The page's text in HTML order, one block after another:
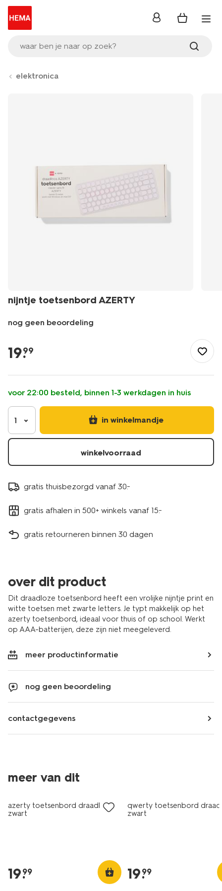
waar ben je naar op zoek?
inloggen
elektronica
nijntje toetsenbord AZERTY
nog geen beoordeling
kantoor/elektronica/nijntje-
toetsenbord-
39620053.html
19.
99
voor 22:00 besteld, binnen 1-3 werkdagen in huis
1 in winkelmandje
winkelvoorraad
gratis thuisbezorgd vanaf 30.-
gratis afhalen in 500+ winkels vanaf 15.-
gratis retourneren binnen 30 dagen
over dit product
Dit draadloze toetsenbord heeft een vrolijke nijntje print en
witte toetsen met zwarte letters. Je typt makkelijk op het
azerty toetsenbord, ideaal voor thuis of op school. Werkt
op AAA-batterijen, deze zijn niet meegeleverd.
meer productinformatie
nog geen beoordeling
contactgegevens
meer van dit
azerty toetsenbord draadloos
zwart
19.
99
qwerty toetsenbord
zwart
19.
99